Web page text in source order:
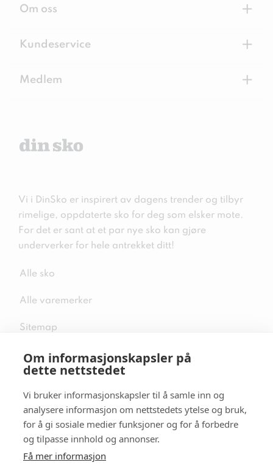
Om informasjonskapsler på
dette nettstedet
Vi bruker informasjonskapsler til å samle inn og
analysere informasjon om nettstedets ytelse og bruk,
for å gi sosiale medier funksjoner og for å forbedre
og tilpasse innhold og annonser.
Få mer informasjon
Om oss +
Kundeservice +
Medlem +
Vi i DinSko er inspirert av dagens trender og tilbyr
rimelige, oppdaterte sko for deg som elsker mote.
For det er sant at et par nye sko kan gjøre
underverker for hele antrekket ditt!
Alle sko
Alle varemerker
Sitemap
Følg oss i sosiale medier